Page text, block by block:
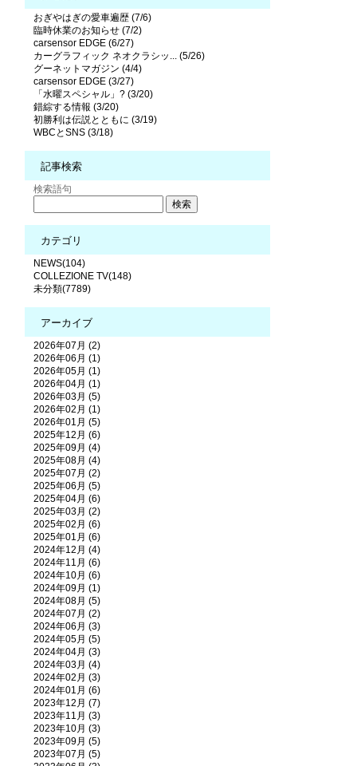
おぎやはぎの愛車遍歴 (7/6)
臨時休業のお知らせ (7/2)
carsensor EDGE (6/27)
カーグラフィック ネオクラシッ... (5/26)
グーネットマガジン (4/4)
carsensor EDGE (3/27)
「水曜スペシャル」? (3/20)
錯綜する情報 (3/20)
初勝利は伝説とともに (3/19)
WBCとSNS (3/18)
記事検索
検索語句
カテゴリ
NEWS(104)
COLLEZIONE TV(148)
未分類(7789)
アーカイブ
2026年07月 (2)
2026年06月 (1)
2026年05月 (1)
2026年04月 (1)
2026年03月 (5)
2026年02月 (1)
2026年01月 (5)
2025年12月 (6)
2025年09月 (4)
2025年08月 (4)
2025年07月 (2)
2025年06月 (5)
2025年04月 (6)
2025年03月 (2)
2025年02月 (6)
2025年01月 (6)
2024年12月 (4)
2024年11月 (6)
2024年10月 (6)
2024年09月 (1)
2024年08月 (5)
2024年07月 (2)
2024年06月 (3)
2024年05月 (5)
2024年04月 (3)
2024年03月 (4)
2024年02月 (3)
2024年01月 (6)
2023年12月 (7)
2023年11月 (3)
2023年10月 (3)
2023年09月 (5)
2023年07月 (5)